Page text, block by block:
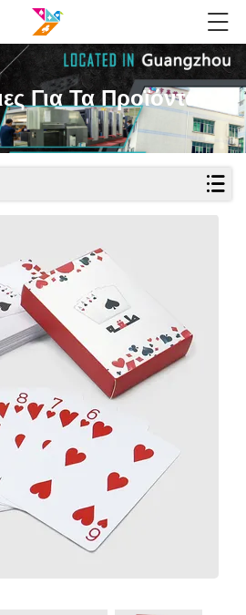
Για Τα Προϊόντα